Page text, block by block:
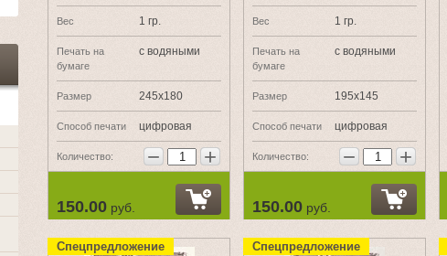
Вес 1 гр.
Печать на
бумаге
с водяными
Размер 245х180
Способ печати цифровая
Количество: − +
150.00 руб.
Вес 1 гр.
Печать на
бумаге
с водяными
Размер 195х145
Способ печати цифровая
Количество: − +
150.00 руб.
Спецпредложение Спецпредложение